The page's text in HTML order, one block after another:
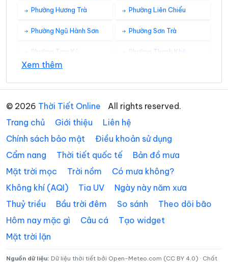
Phường Hương Trà Phường Liên Chiểu
Phường Ngũ Hành Sơn Phường Sơn Trà
Phường Tam Kỳ Phường Thanh Khê
Xã Đắc Pring
Xã Đại Lộc Xã Điện Bàn Tây
Xã Đồng Dương Xã Đông Giang
Xã Đức Phú Xã Duy Nghĩa
Xã Hà Nha Xã Hiệp Đức
Xã Hòa Tiến
Xã Hùng Sơn Xã Khâm Đức
Xem thêm
© 2026 Thời Tiết Online
All rights reserved.
Trang chủ
Giới thiệu
Liên hệ
Chính sách bảo mật
Điều khoản sử dụng
Cẩm nang
Thời tiết quốc tế
Bản đồ mưa
Mặt trời mọc
Trời nồm
Có mưa không?
Không khí (AQI)
Tia UV
Ngày này năm xưa
Thuỷ triều
Bầu trời đêm So sánh
Theo dõi bão
Hôm nay mặc gì
Câu cá
Tạo widget
Mặt trời lặn
Nguồn dữ liệu: Dữ liệu thời tiết bởi Open-Meteo.com (CC BY 4.0) · Chất